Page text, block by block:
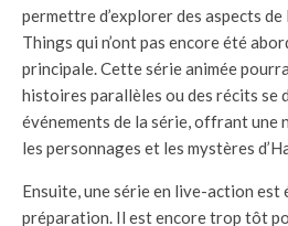
permettre d’explorer des aspects
Things qui n’ont pas encore été
principale. Cette série animée
histoires parallèles ou des récits se
événements de la série, offrant une
les personnages et les mystères
Ensuite, une série en live-action est
préparation. Il est encore trop tôt